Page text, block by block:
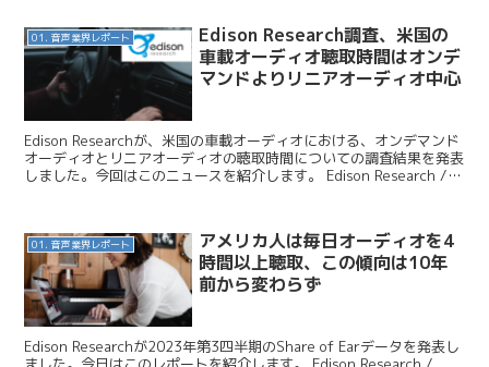
01. 音声業界レポート
Edison Research調査、米国の
車載オーディオ聴取時間はオンデ
マンドよりリニアオーディオ中心
Edison Researchが、米国の車載オーディオにおける、オンデマンド
オーディオとリニアオーディオの聴取時間についての調査結果を発表
しました。今回はこのニュースを紹介します。 Edison Research /
01. 音声業界レポート
アメリカ人は毎日オーディオを4
時間以上聴取、この傾向は10年
前から変わらず
Edison Researchが2023年第3四半期のShare of Earデータを発表し